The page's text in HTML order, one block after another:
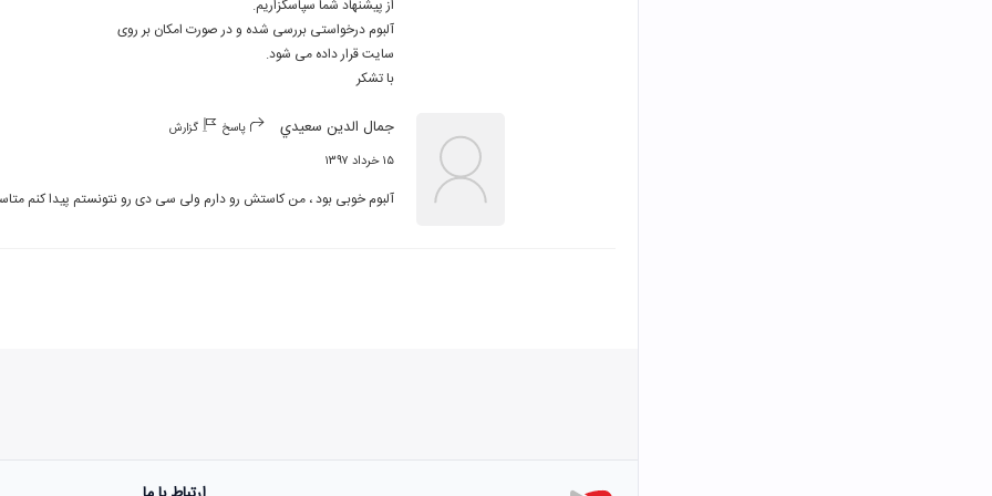
با تشکر
جمال الدين سعيدي پاسخ گزارش
۱۵ خرداد ۱۳۹۷
آلبوم خوبی بود ، من کاستش رو دارم ولی سی دی رو نتونستم پیدا کنم